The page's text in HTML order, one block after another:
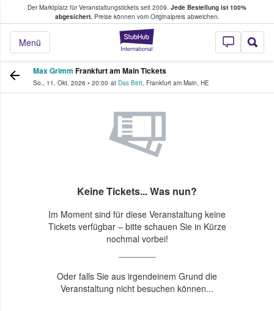
Der Marktplatz für Veranstaltungstickets seit 2009. Jede Bestellung ist 100%
abgesichert.Preise können vom Originalpreis abweichen.
StubHub - Wo
Menü
Tickets kaufen & verkaufen
Max Grimm Frankfurt am Main Tickets
So., 11. Okt. 2026 • 20:00 at Das Bett, Frankfurt am Main, HE
Keine Tickets... Was nun?
Im Moment sind für diese Veranstaltung keine
Tickets verfügbar – bitte schauen Sie in Kürze
nochmal vorbei!
Oder falls Sie aus irgendeinem Grund die
Veranstaltung nicht besuchen können...